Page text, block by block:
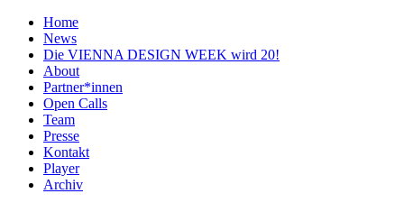
Home
News
Die VIENNA DESIGN WEEK wird 20!
About
Partner*innen
Open Calls
Team
Presse
Kontakt
Player
Archiv